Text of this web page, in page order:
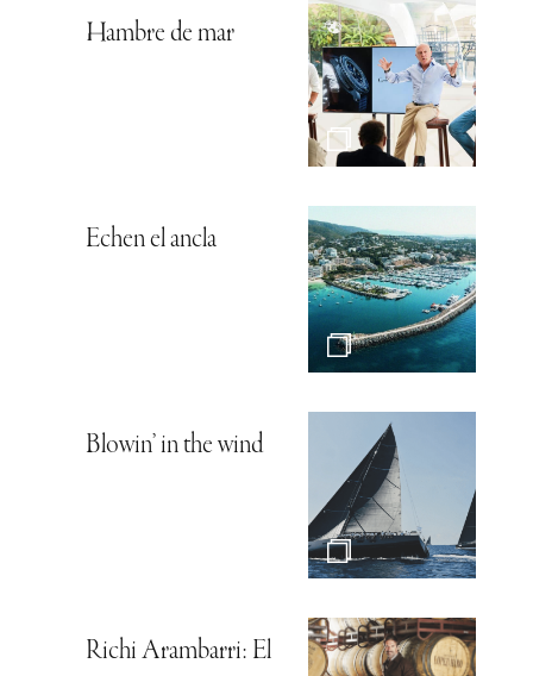
Hambre de mar
Echen el ancla
Blowin’ in the wind
Richi Arambarri: El